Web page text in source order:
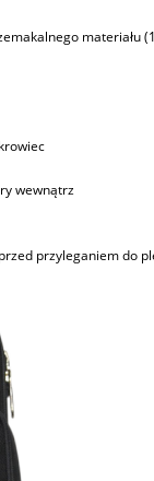
materiału
wewnątrz
przyleganiem do